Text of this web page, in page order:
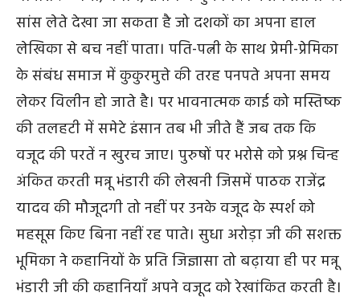
सांस लेते देखा जा सकता है जो दशकों का अपना हाल
लेखिका से बच नहीं पाता। पति-पत्नी के साथ प्रेमी-प्रेमिका
के संबंध समाज में कुकुरमुत्ते की तरह पनपते अपना समय
लेकर विलीन हो जाते है। पर भावनात्मक काई को मस्तिष्क
की तलहटी में समेटे इंसान तब भी जीते हैं जब तक कि
वजूद की परतें न खुरच जाए। पुरुषों पर भरोसे को प्रश्न चिन्ह
अंकित करती मन्नू भंडारी की लेखनी जिसमें पाठक राजेंद्र
यादव की मौजूदगी तो नहीं पर उनके वजूद के स्पर्श को
महसूस किए बिना नहीं रह पाते। सुधा अरोड़ा जी की सशक्त
भूमिका ने कहानियों के प्रति जिज्ञासा तो बढ़ाया ही पर मन्नू
भंडारी जी की कहानियाँ अपने वजूद को रेखांकित करती है।